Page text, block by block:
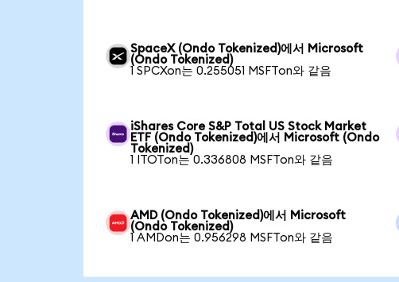
SpaceX (Ondo Tokenized)에서 Microsoft
(Ondo Tokenized)
1 SPCXon는 0.255051 MSFTon와 같음
iShares Core S&P Total US Stock Market
ETF (Ondo Tokenized)에서 Microsoft (Ondo
Tokenized)
1 ITOTon는 0.336808 MSFTon와 같음
AMD (Ondo Tokenized)에서 Microsoft
(Ondo Tokenized)
1 AMDon는 0.956298 MSFTon와 같음